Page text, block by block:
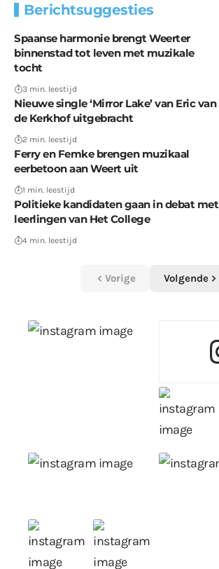
Berichtsuggesties
Spaanse harmonie brengt Weerter
binnenstad tot leven met muzikale
tocht
3 min. leestijd
Nieuwe single ‘Mirror Lake’ van Eric van
de Kerkhof uitgebracht
2 min. leestijd
Ferry en Femke brengen muzikaal
eerbetoon aan Weert uit
1 min. leestijd
Politieke kandidaten gaan in debat met
leerlingen van Het College
4 min. leestijd
Vorige Volgende